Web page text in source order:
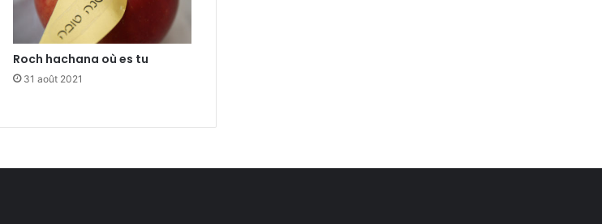
Roch hachana où es tu
31 août 2021